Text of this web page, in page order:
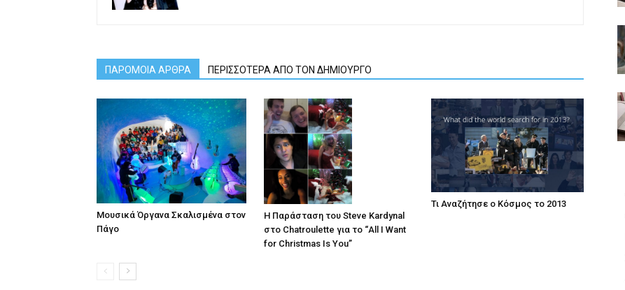
ΠΑΡΟΜΟΙΑ ΑΡΘΡΑ ΠΕΡΙΣΣΟΤΕΡΑ ΑΠΟ ΤΟΝ ΔΗΜΙΟΥΡΓΟ
Μουσικά Όργανα Σκαλισμένα στον
Πάγο
Η Παράσταση του Steve Kardynal
στο Chatroulette για το “All I Want
for Christmas Is You”
Τι Αναζήτησε ο Κόσμος το 2013